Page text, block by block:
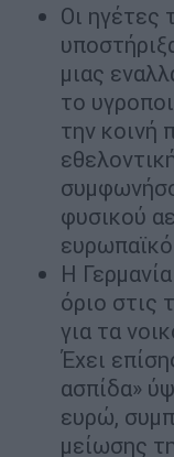
Οι ηγέτες
μιας
το
την κοινή
φυσικού
Η
όριο στις
για τα
Έχει
ασπίδα»
ευρώ,
μείωσης